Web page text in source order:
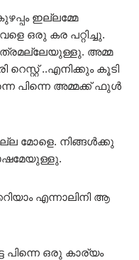
ഇല്ലമ്മേ
ഒരു കര പറ്റിച്ചു.
അമ്മ
റെസ്റ്റ് ..എനിക്കും കൂടി
പിന്നെ അമ്മക്ക് ഫുൾ
മോളെ. നിങ്ങൾക്കു
എന്നാലിനി ആ
ഒരു കാര്യം